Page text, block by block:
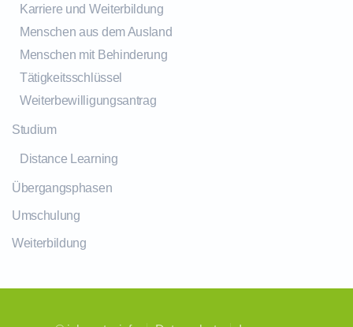
Karriere und Weiterbildung
Menschen aus dem Ausland
Menschen mit Behinderung
Tätigkeitsschlüssel
Weiterbewilligungsantrag
Studium
Distance Learning
Übergangsphasen
Umschulung
Weiterbildung